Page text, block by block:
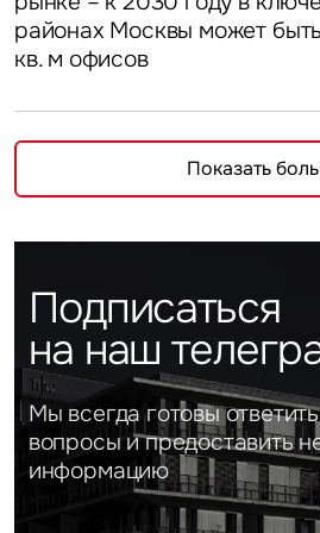
районах Москвы может
кв. м офисов
Показать
Подписаться
на наш
Мы всегда готовы
вопросы и предоставить
информацию